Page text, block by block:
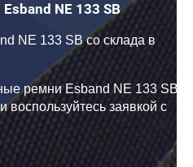
NE 133 SB
NE 133 SB со склада в
ремни Esband NE 133 SB,
воспользуйтесь заявкой с